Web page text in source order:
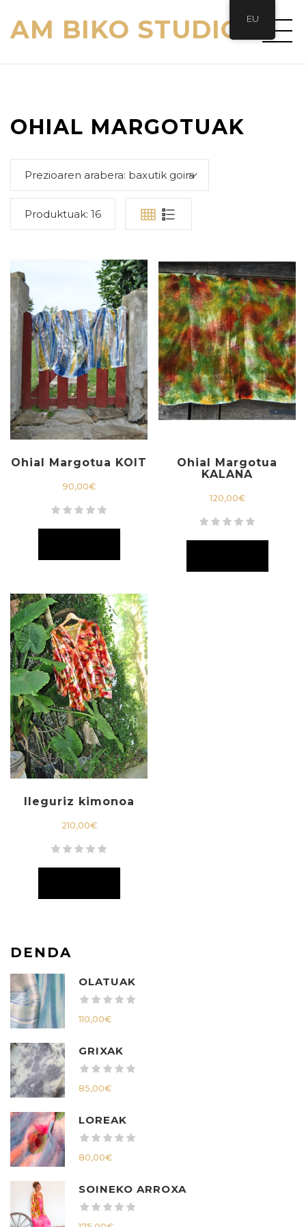
AM BIKO STUDIO
OHIAL MARGOTUAK
Prezioaren arabera: baxutik goira
Produktuak: 16
Ohial Margotua KOIT
90,00€
Ohial Margotua
KALANA
120,00€
Ileguriz kimonoa
210,00€
DENDA
OLATUAK
110,00€
GRIXAK
85,00€
LOREAK
80,00€
SOINEKO ARROXA
EU